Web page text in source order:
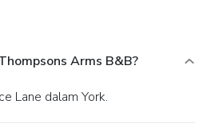
Arms B&B?
Lane dalam York.